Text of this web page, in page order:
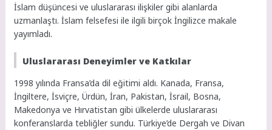
İslam düşüncesi ve uluslararası ilişkiler gibi alanlarda
uzmanlaştı. İslam felsefesi ile ilgili birçok İngilizce makale
yayımladı.
Uluslararası Deneyimler ve Katkılar
1998 yılında Fransa’da dil eğitimi aldı. Kanada, Fransa,
İngiltere, İsviçre, Ürdün, İran, Pakistan, İsrail, Bosna,
Makedonya ve Hırvatistan gibi ülkelerde uluslararası
konferanslarda tebliğler sundu. Türkiye’de Dergah ve Divan